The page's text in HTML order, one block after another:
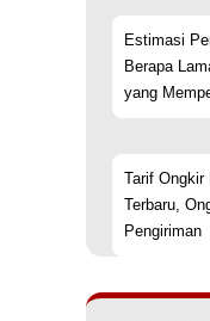
Estimasi
Berapa
yang
Tarif Ongkir
Terbaru,
Pengiriman